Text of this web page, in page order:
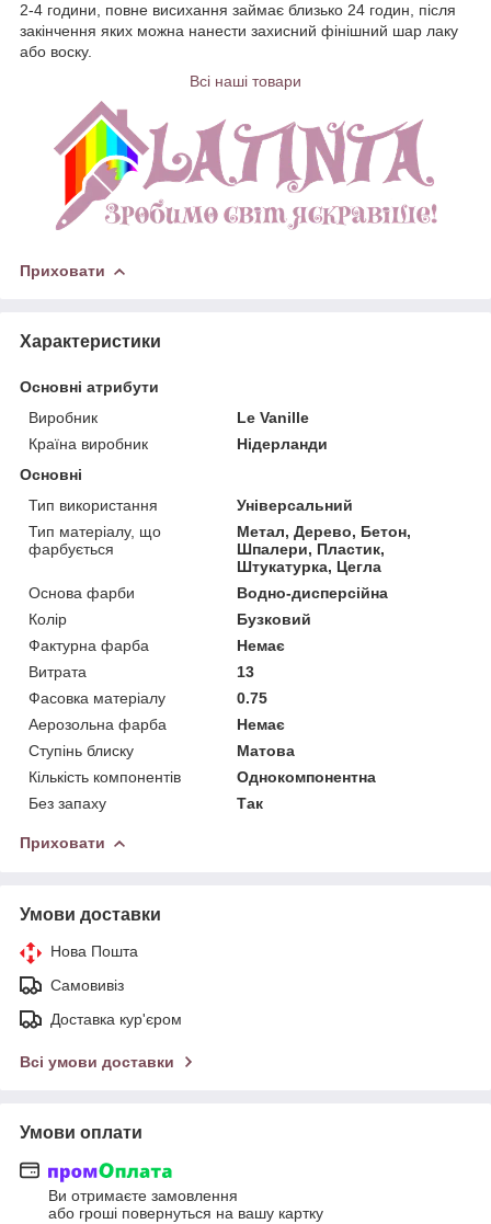
2-4 години, повне висихання займає близько 24 годин, після
закінчення яких можна нанести захисний фінішний шар лаку
або воску.
Всі наші товари
Приховати
Характеристики
Основні атрибути
Виробник
Le Vanille
Країна виробник
Нідерланди
Основні
Тип використання
Універсальний
Тип матеріалу, що
фарбується
Метал, Дерево, Бетон,
Шпалери, Пластик,
Штукатурка, Цегла
Основа фарби
Водно-дисперсійна
Колір
Бузковий
Фактурна фарба
Немає
Витрата
13
Фасовка матеріалу
0.75
Аерозольна фарба
Немає
Ступінь блиску
Матова
Кількість компонентів
Однокомпонентна
Без запаху
Так
Приховати
Умови доставки
Нова Пошта
Самовивіз
Доставка кур'єром
Всі умови доставки
Умови оплати
Ви отримаєте замовлення
або гроші повернуться на вашу картку